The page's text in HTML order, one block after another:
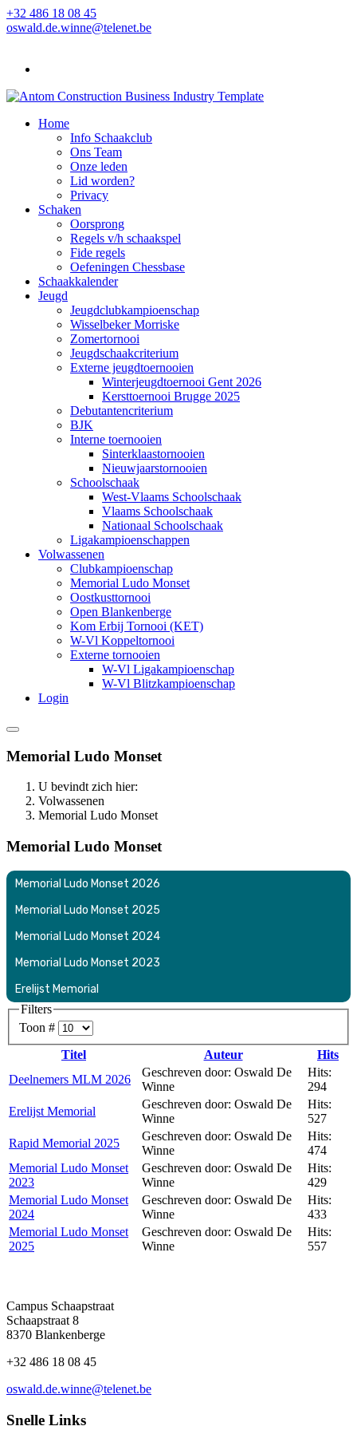
+32 486 18 08 45
oswald.de.winne@telenet.be
Home
Info Schaakclub
Ons Team
Onze leden
Lid worden?
Privacy
Schaken
Oorsprong
Regels v/h schaakspel
Fide regels
Oefeningen Chessbase
Schaakkalender
Jeugd
Jeugdclubkampioenschap
Wisselbeker Morriske
Zomertornooi
Jeugdschaakcriterium
Externe jeugdtoernooien
Winterjeugdtoernooi Gent 2026
Kersttoernooi Brugge 2025
Debutantencriterium
BJK
Interne toernooien
Sinterklaastornooien
Nieuwjaarstornooien
Schoolschaak
West-Vlaams Schoolschaak
Vlaams Schoolschaak
Nationaal Schoolschaak
Ligakampioenschappen
Volwassenen
Clubkampioenschap
Memorial Ludo Monset
Oostkusttornooi
Open Blankenberge
Kom Erbij Tornooi (KET)
W-Vl Koppeltornooi
Externe tornooien
W-Vl Ligakampioenschap
W-Vl Blitzkampioenschap
Login
Memorial Ludo Monset
U bevindt zich hier:
Volwassenen
Memorial Ludo Monset
Memorial Ludo Monset
Memorial Ludo Monset 2026
Memorial Ludo Monset 2025
Memorial Ludo Monset 2024
Memorial Ludo Monset 2023
Erelijst Memorial
Filters
Toon #
Titel
Auteur
Hits
Deelnemers MLM 2026
Geschreven door: Oswald De
Winne
Hits:
294
Erelijst Memorial
Geschreven door: Oswald De
Winne
Hits:
527
Rapid Memorial 2025
Geschreven door: Oswald De
Winne
Hits:
474
Memorial Ludo Monset
2023
Geschreven door: Oswald De
Winne
Hits:
429
Memorial Ludo Monset
2024
Geschreven door: Oswald De
Winne
Hits:
433
Memorial Ludo Monset
2025
Geschreven door: Oswald De
Winne
Hits:
557
Campus Schaapstraat
Schaapstraat 8
8370 Blankenberge
+32 486 18 08 45
oswald.de.winne@telenet.be
Snelle Links